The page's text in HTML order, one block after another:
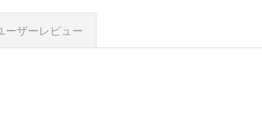
ーザーレビュー